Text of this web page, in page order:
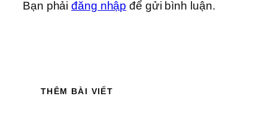
Bạn phảiđăng nhập để gửi bình luận.
THÊM BÀI VIẾT